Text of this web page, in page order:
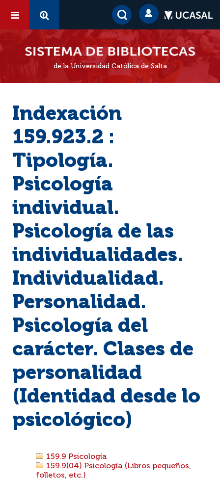
de la Universidad Católica de Salta
Indexación
159.923.2 :
Tipología.
Psicología
individual.
Psicología de las
individualidades.
Individualidad.
Personalidad.
Psicología del
carácter. Clases de
personalidad
(Identidad desde lo
psicológico)
159.9 Psicología
159.9(04) Psicología (Libros pequeños,
folletos, etc.)